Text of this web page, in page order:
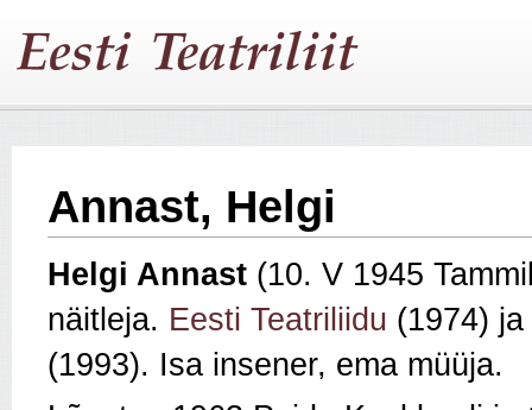
Annast, Helgi
Helgi Annast (10. V 1945
näitleja. Eesti Teatriliidu (1974) ja
(1993). Isa insener, ema müüja.